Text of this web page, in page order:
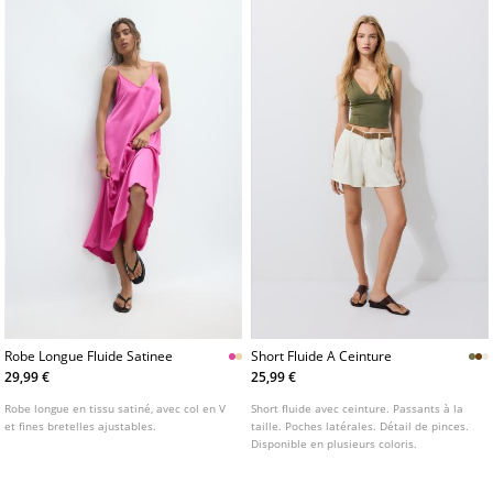
Robe Longue Fluide Satinee
29,99 €
Robe longue en tissu satiné, avec col en V
et fines bretelles ajustables.
Short Fluide A Ceinture
25,99 €
Short fluide avec ceinture. Passants à la
taille. Poches latérales. Détail de pinces.
Disponible en plusieurs coloris.